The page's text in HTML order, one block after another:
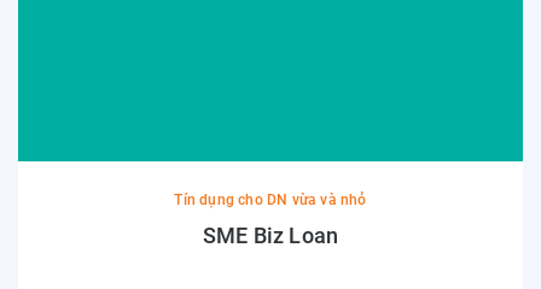
Tín dụng cho DN vừa và nhỏ
SME Biz Loan